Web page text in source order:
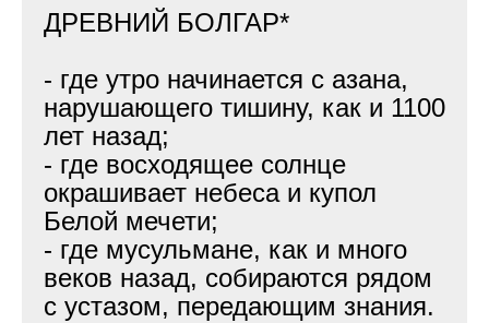
ДРЕВНИЙ БОЛГАР*
- где утро начинается с азана,
нарушающего тишину, как и 1100
лет назад;
- где восходящее солнце
окрашивает небеса и купол
Белой мечети;
- где мусульмане, как и много
веков назад, собираются рядом
с устазом, передающим знания.